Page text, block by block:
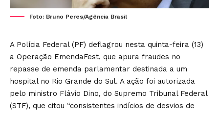
Foto: Bruno Peres/Agência Brasil
A Polícia Federal (PF) deflagrou nesta quinta-feira (13)
a Operação EmendaFest, que apura fraudes no
repasse de emenda parlamentar destinada a um
hospital no Rio Grande do Sul. A ação foi autorizada
pelo ministro Flávio Dino, do Supremo Tribunal Federal
(STF), que citou “consistentes indícios de desvios de